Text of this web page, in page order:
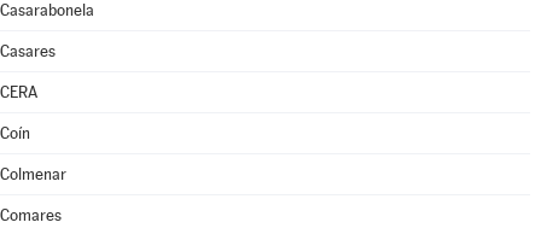
Casarabonela
Casares
CERA
Coín
Colmenar
Comares